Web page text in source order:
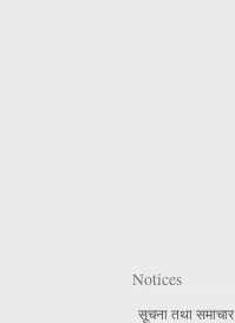
Notices
सूचना तथा समाचार